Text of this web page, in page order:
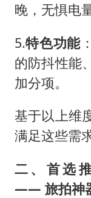
晚，无惧电
5.特色功能
的防抖性能
加分项。
基于以上维
满足这些需求
二、首选
—— 旅拍神